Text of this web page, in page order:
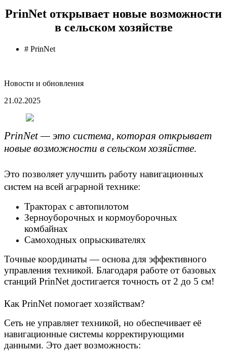
PrinNet открывает новые возможности
в сельском хозяйстве
# PrinNet
Новости и обновления
21.02.2025
PrinNet — это система, которая открывает
новые возможности в сельском хозяйстве.
Это позволяет улучшить работу навигационных
систем на всей аграрной технике:
Тракторах с автопилотом
Зерноуборочных и кормоуборочных
комбайнах
Самоходных опрыскивателях
Точные координаты — основа для эффективного
управления техникой. Благодаря работе от базовых
станций PrinNet достигается точность от 2 до 5 см!
Как PrinNet помогает хозяйствам?
Сеть не управляет техникой, но обеспечивает её
навигационные системы корректирующими
данными. Это дает возможность: